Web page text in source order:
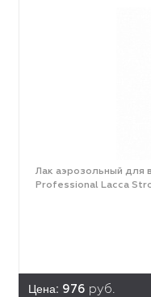
Лак аэрозольный для
Professional Lacca
Цена: 976 руб.